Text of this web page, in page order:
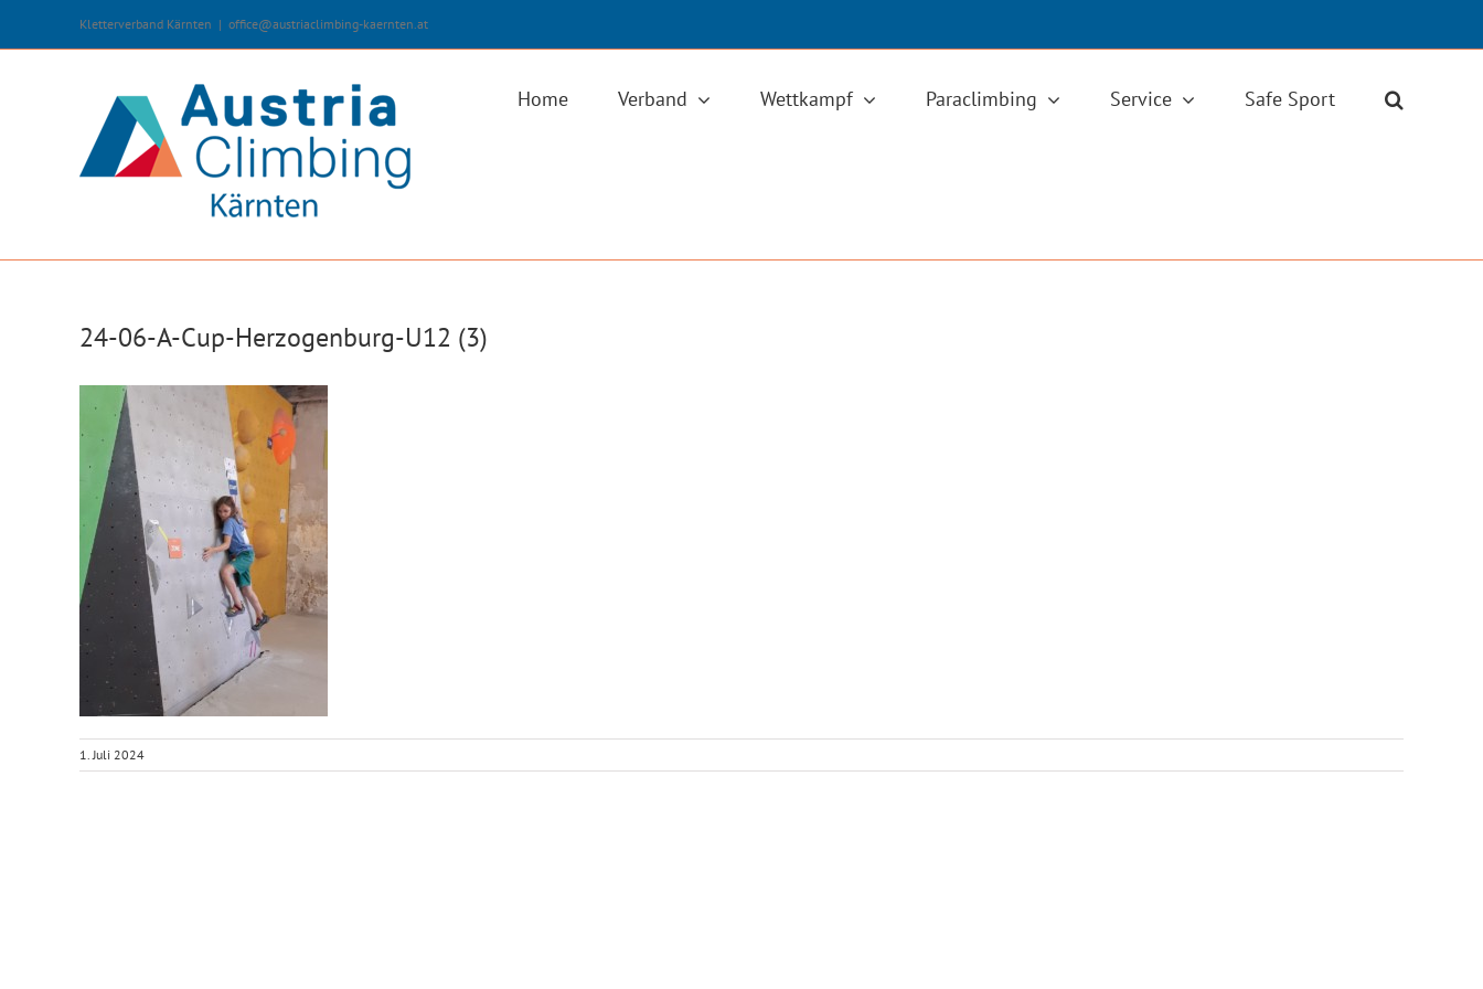
Kletterverband Kärnten | office@austriaclimbing-kaernten.at
Home Verband Wettkampf Paraclimbing Service Safe Sport
24-06-A-Cup-Herzogenburg-U12 (3)
1. Juli 2024